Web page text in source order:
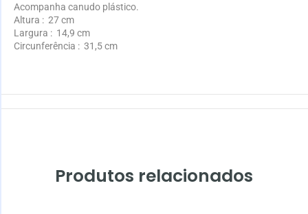
Acompanha canudo plástico.
Altura : 27 cm
Largura : 14,9 cm
Circunferência : 31,5 cm
Produtos relacionados